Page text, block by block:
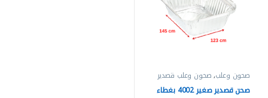
صحون وعلب,صحون وعلب قصدير
صحن قصدير صغير 4002 بغطاء